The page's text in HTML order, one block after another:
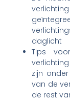
daglicht
Tips
zijn
van de
de rest